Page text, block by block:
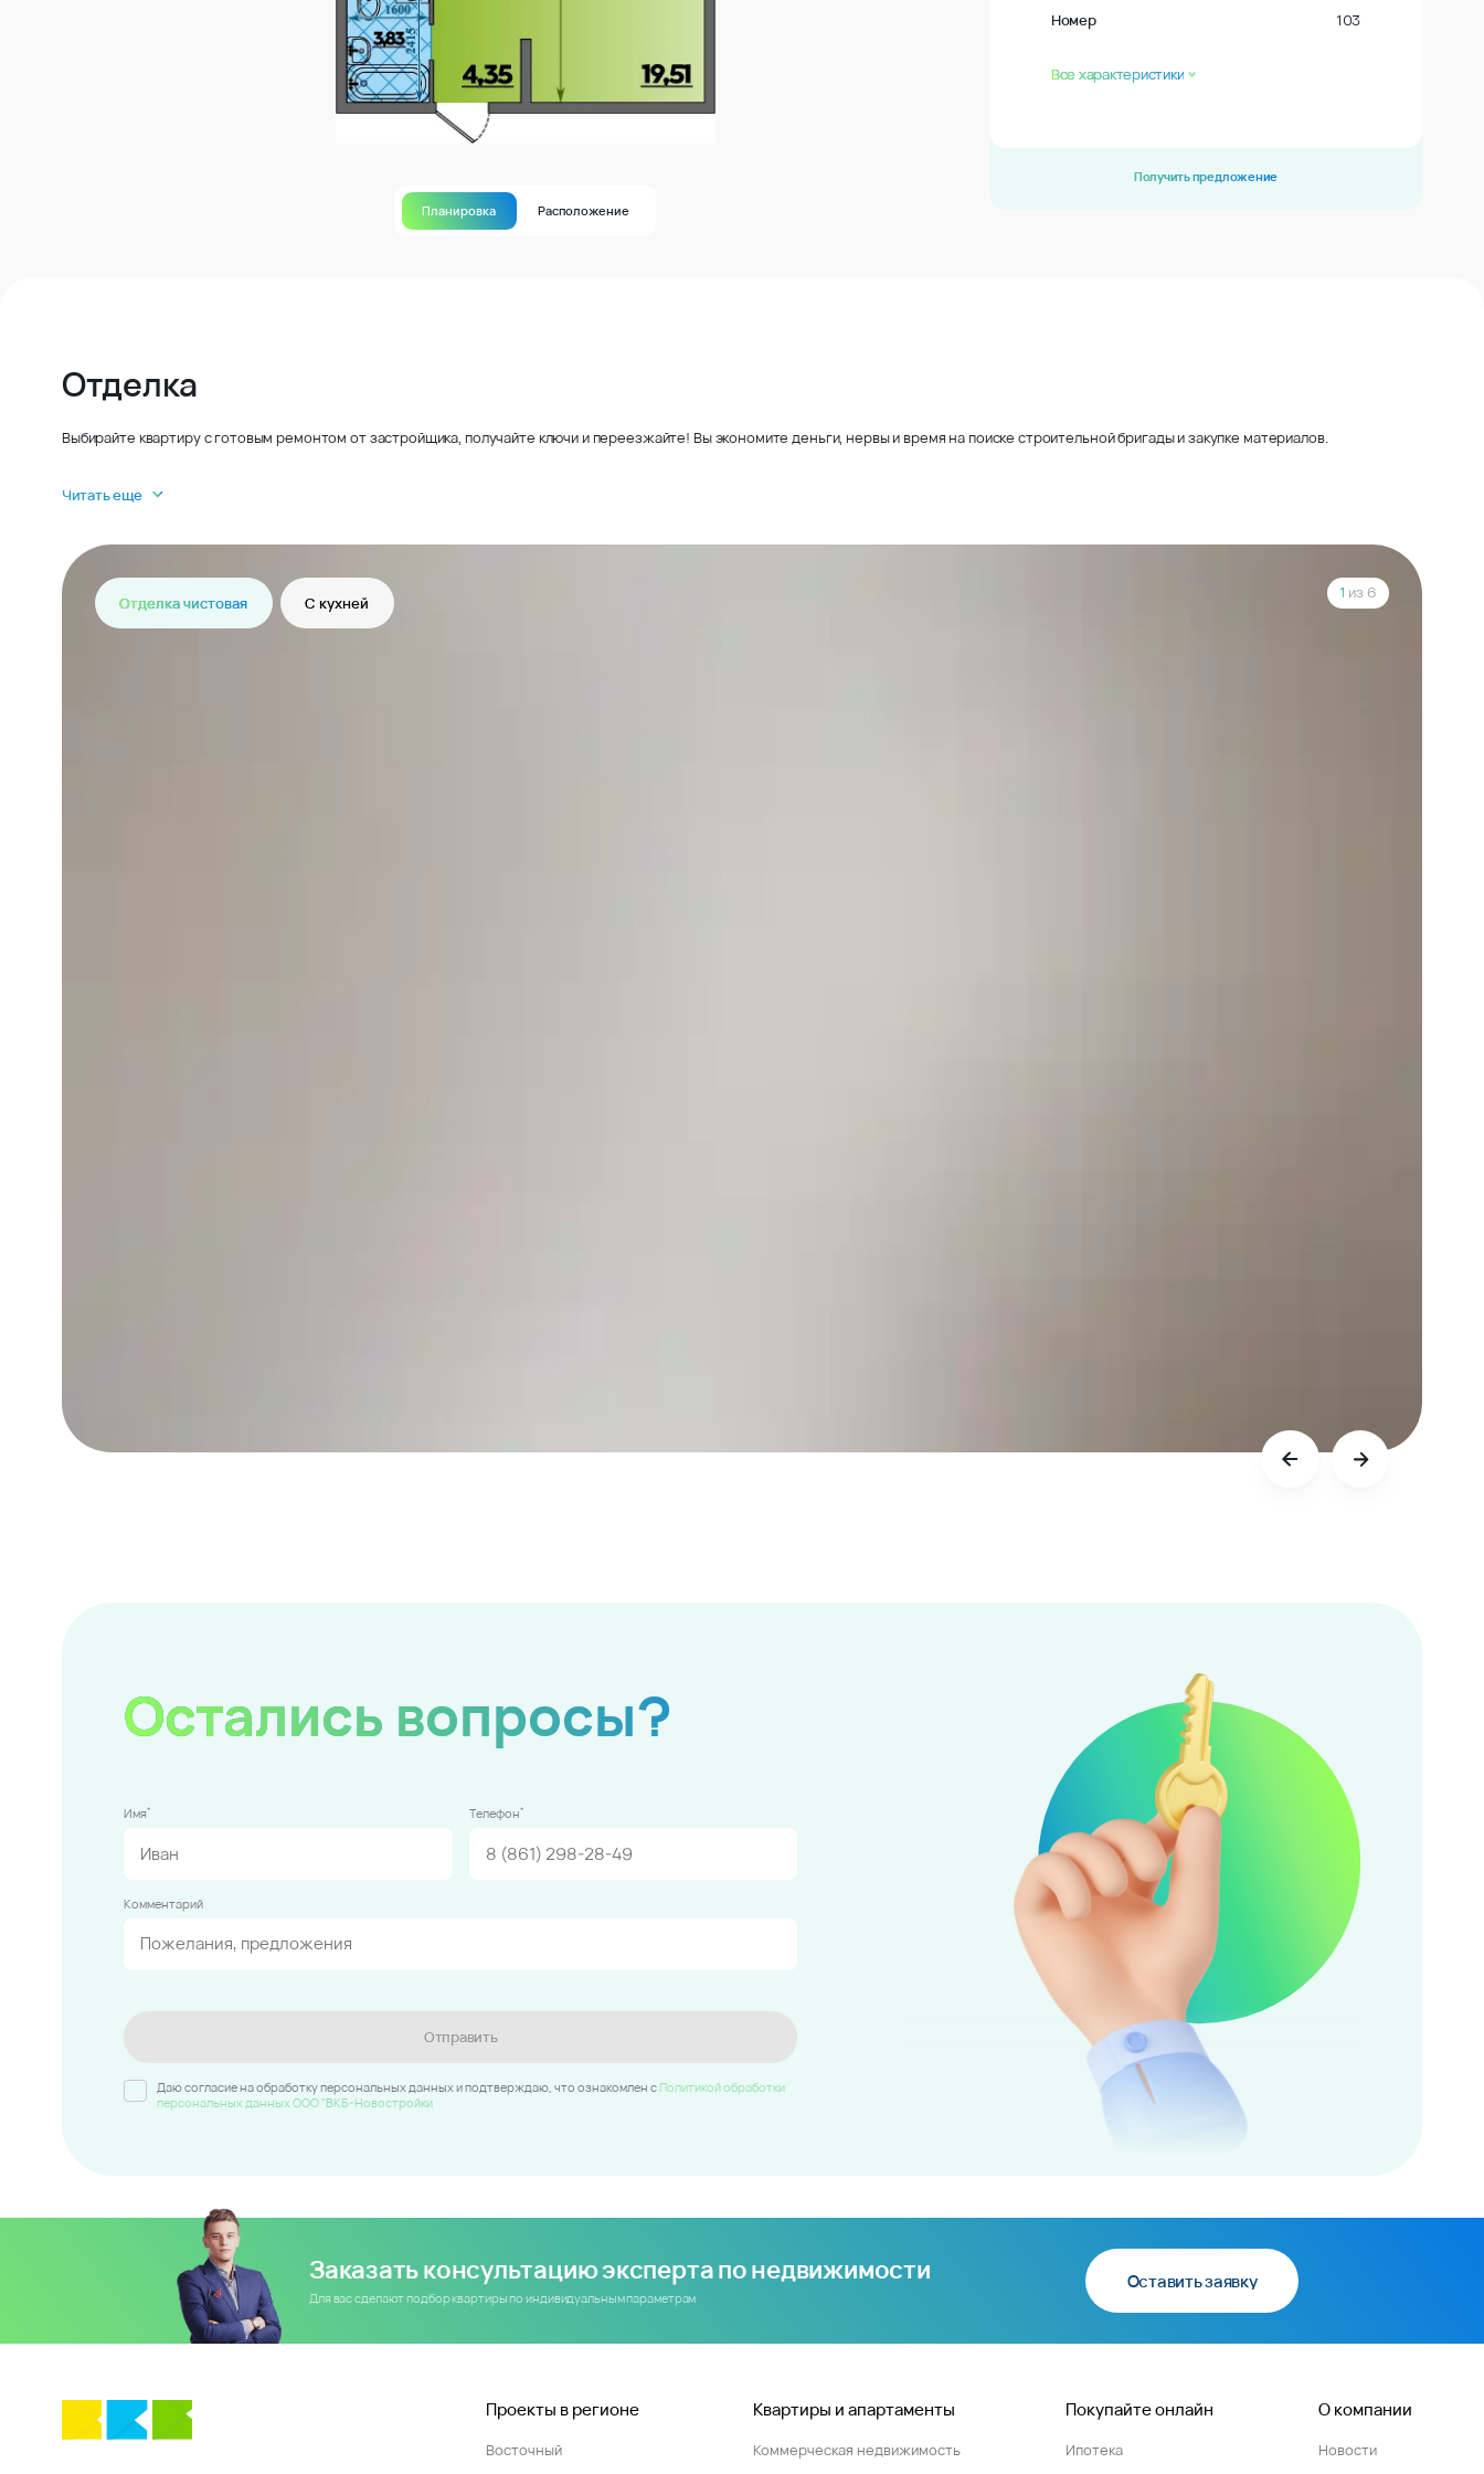
Планировка Расположение
Номер 103
Все характеристики
Получить предложение
Отделка
Выбирайте квартиру с готовым ремонтом от застройщика, получайте ключи и переезжайте! Вы экономите деньги, нервы и время на поиске строительной бригады и закупке материалов.
Читать еще
Отделка чистовая С кухней
1 из 6
Остались вопросы?
Имя* Телефон*
Комментарий
Отправить
Даю согласие на обработку персональных данных и подтверждаю, что ознакомлен c Политикой обработки
персональных данных ООО "ВКБ-Новостройки
Заказать консультацию эксперта по недвижимости
Для вас сделают подбор квартиры по индивидуальным параметрам
Оставить заявку
Проекты в регионе
Восточный
Квартиры и апартаменты
Коммерческая недвижимость
Покупайте онлайн
Ипотека
О компании
Новости